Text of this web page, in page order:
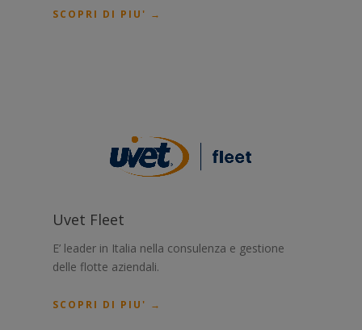
SCOPRI DI PIU' →
Uvet Fleet
E’ leader in Italia nella consulenza e gestione
delle flotte aziendali.
SCOPRI DI PIU' →